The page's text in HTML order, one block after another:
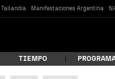
Manifestaciones Argentina
TIEMPO